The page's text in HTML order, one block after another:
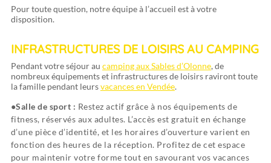
Pour toute question, notre équipe à l’accueil est à votre
disposition.
INFRASTRUCTURES DE LOISIRS AU CAMPING
Pendant votre séjour au camping aux Sables d’Olonne, de
nombreux équipements et infrastructures de loisirs raviront toute
la famille pendant leursvacances en Vendée.
Salle de sport : Restez actif grâce à nos équipements de
fitness, réservés aux adultes. L’accès est gratuit en échange
d’une pièce d’identité, et les horaires d’ouverture varient en
fonction des heures de la réception. Profitez de cet espace
pour maintenir votre forme tout en savourant vos vacances